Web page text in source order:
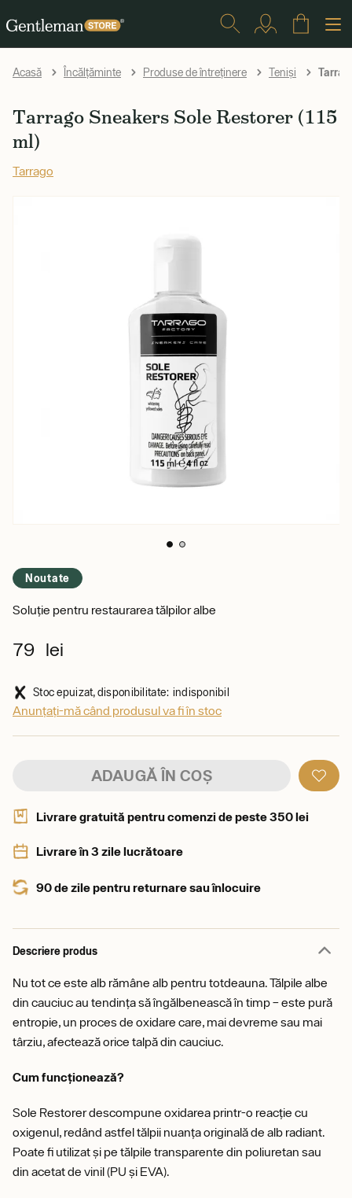
Acasă Încălțăminte Produse de întreținere Teniși
Tarrago Sneakers Sole Restorer (115
ml)
Tarrago
Noutate
Soluție pentru restaurarea tălpilor albe
79 lei
Stoc epuizat, disponibilitate: indisponibil
Anunțați-mă când produsul va fi în stoc
ADAUGĂ ÎN COȘ
Livrare gratuită pentru comenzi de peste 350 lei
Livrare în 3 zile lucrătoare
90 de zile pentru returnare sau înlocuire
Descriere produs
Nu tot ce este alb rămâne alb pentru totdeauna. Tălpile albe
din cauciuc au tendința să îngălbenească în timp – este pură
entropie, un proces de oxidare care, mai devreme sau mai
târziu, afectează orice talpă din cauciuc.
Cum funcționează?
Sole Restorer descompune oxidarea printr-o reacție cu
oxigenul, redând astfel tălpii nuanța originală de alb radiant.
Poate fi utilizat și pe tălpile transparente din poliuretan sau
din acetat de vinil (PU și EVA).